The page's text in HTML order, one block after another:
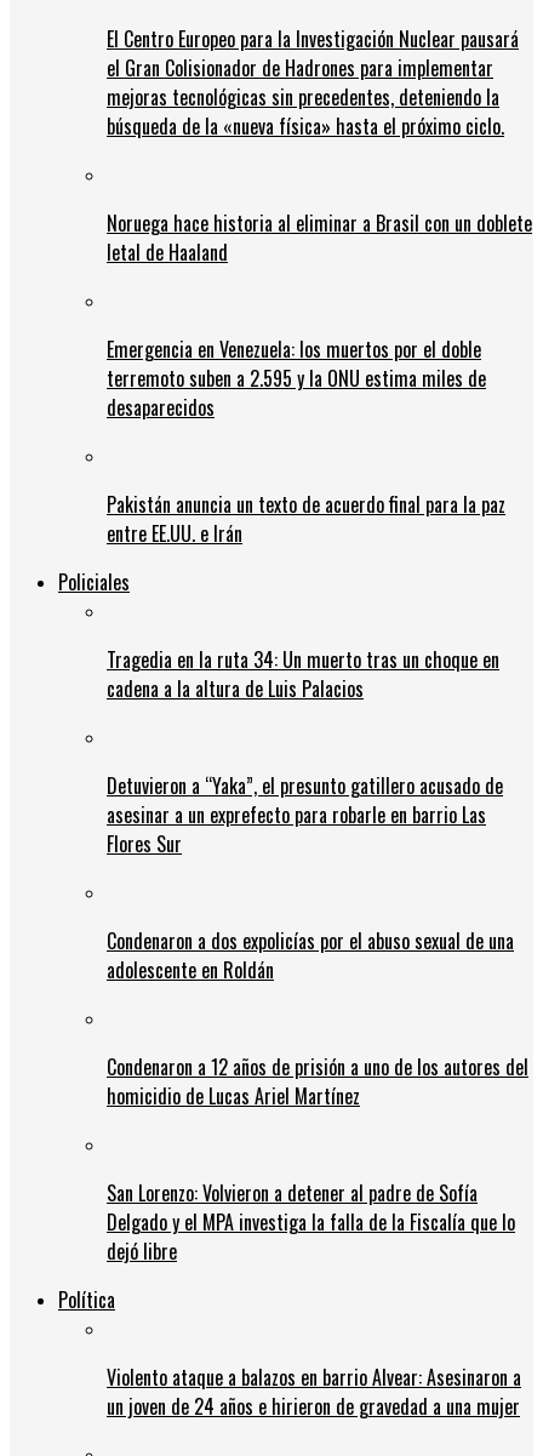
El Centro Europeo para la Investigación Nuclear pausará
el Gran Colisionador de Hadrones para implementar
mejoras tecnológicas sin precedentes, deteniendo la
búsqueda de la «nueva física» hasta el próximo ciclo.
Noruega hace historia al eliminar a Brasil con un doblete
letal de Haaland
Emergencia en Venezuela: los muertos por el doble
terremoto suben a 2.595 y la ONU estima miles de
desaparecidos
Pakistán anuncia un texto de acuerdo final para la paz
entre EE.UU. e Irán
Policiales
Tragedia en la ruta 34: Un muerto tras un choque en
cadena a la altura de Luis Palacios
Detuvieron a “Yaka”, el presunto gatillero acusado de
asesinar a un exprefecto para robarle en barrio Las
Flores Sur
Condenaron a dos expolicías por el abuso sexual de una
adolescente en Roldán
Condenaron a 12 años de prisión a uno de los autores del
homicidio de Lucas Ariel Martínez
San Lorenzo: Volvieron a detener al padre de Sofía
Delgado y el MPA investiga la falla de la Fiscalía que lo
dejó libre
Política
Violento ataque a balazos en barrio Alvear: Asesinaron a
un joven de 24 años e hirieron de gravedad a una mujer